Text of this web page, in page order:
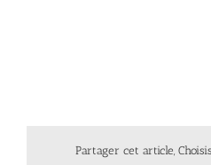
Partager cet article,